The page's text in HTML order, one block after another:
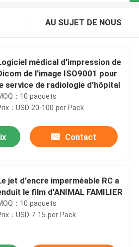
AU SUJET DE NOUS
médical d'impression de
de l'image ISO9001 pour
service de radiologie d'hôpital
：10 paquets
：USD 20-100 per Pack
Contact
jet d'encre imperméable RC a
le film d'ANIMAL FAMILIER
：10 paquets
：USD 7-15 per Pack